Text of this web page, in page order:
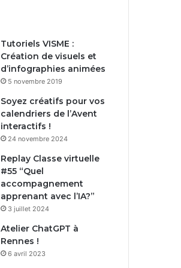
Tutoriels VISME :
Création de visuels et
d’infographies animées
5 novembre 2019
Soyez créatifs pour vos
calendriers de l’Avent
interactifs !
24 novembre 2024
Replay Classe virtuelle
#55 “Quel
accompagnement
apprenant avec l’IA?”
3 juillet 2024
Atelier ChatGPT à
Rennes !
6 avril 2023